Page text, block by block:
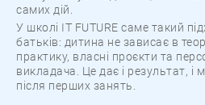
самих дій.
У школі IT FUTURE саме такий
батьків: дитина не зависає в
практику, власні проєкти та
викладача. Це дає і результат, і
після перших занять.